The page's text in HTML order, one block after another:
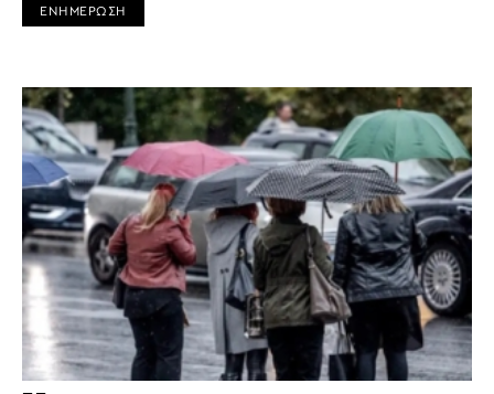
ΕΝΗΜΕΡΩΣΗ